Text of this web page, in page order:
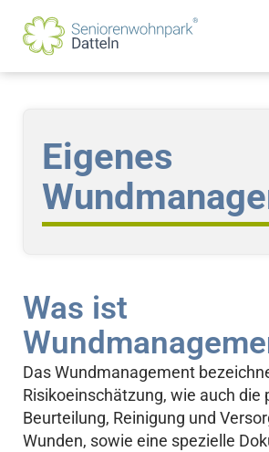
Inhalt
springen
Eigenes
Was ist
Das Wundmanagement
Risikoeinschätzung, wie auch die
Beurteilung, Reinigung und
Wunden, sowie eine spezielle
Facebook
Instagram